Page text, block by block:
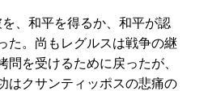
、和平を得るか、和平が認
た。尚もレグルスは戦争の継
を受けるために戻ったが、
はクサンティッポスの悲痛の